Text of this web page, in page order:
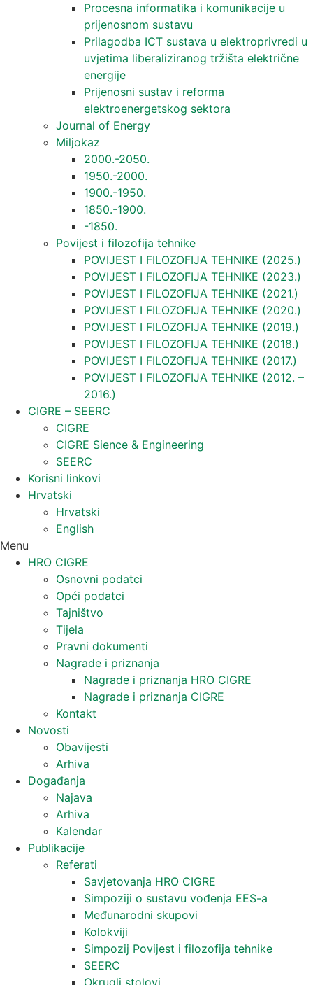
Procesna informatika i komunikacije u
prijenosnom sustavu
Prilagodba ICT sustava u elektroprivredi u
uvjetima liberaliziranog tržišta električne
energije
Prijenosni sustav i reforma
elektroenergetskog sektora
Journal of Energy
Miljokaz
2000.-2050.
1950.-2000.
1900.-1950.
1850.-1900.
-1850.
Povijest i filozofija tehnike
POVIJEST I FILOZOFIJA TEHNIKE (2025.)
POVIJEST I FILOZOFIJA TEHNIKE (2023.)
POVIJEST I FILOZOFIJA TEHNIKE (2021.)
POVIJEST I FILOZOFIJA TEHNIKE (2020.)
POVIJEST I FILOZOFIJA TEHNIKE (2019.)
POVIJEST I FILOZOFIJA TEHNIKE (2018.)
POVIJEST I FILOZOFIJA TEHNIKE (2017.)
POVIJEST I FILOZOFIJA TEHNIKE (2012. –
2016.)
CIGRE – SEERC
CIGRE
CIGRE Sience & Engineering
SEERC
Korisni linkovi
Hrvatski
Hrvatski
English
Menu
HRO CIGRE
Osnovni podatci​
Opći podatci
Tajništvo
Tijela
Pravni dokumenti
Nagrade i priznanja
Nagrade i priznanja HRO CIGRE
Nagrade i priznanja CIGRE
Kontakt
Novosti
Obavijesti
Arhiva
Događanja
Najava
Arhiva
Kalendar
Publikacije
Referati
Savjetovanja HRO CIGRE
Simpoziji o sustavu vođenja EES-a
Međunarodni skupovi
Kolokviji​
Simpozij Povijest i filozofija tehnike
SEERC
Okrugli stolovi